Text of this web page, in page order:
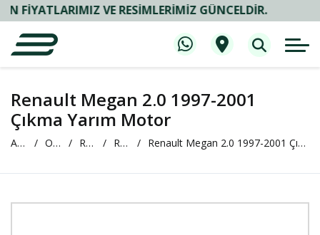
VE RESIMLERIMIZ GÜNCELDIR.
Renault Megan 2.0 1997-2001
Çıkma Yarım Motor
Anasayfa Oto Çıkma ve Yedek Parça RENAULT RENAULT Megane Renault Megan 2.0 1997-2001 Çıkma Yarım Motor